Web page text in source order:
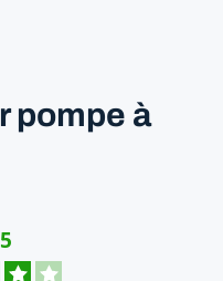
pompe à
5